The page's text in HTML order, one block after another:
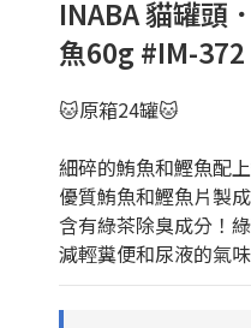
INABA 貓罐頭
魚60g #IM-372
🐱原箱24罐🐱
細碎的鮪魚和鰹魚配
優質鮪魚和鰹魚片製
含有綠茶除臭成分！
減輕糞便和尿液的氣味